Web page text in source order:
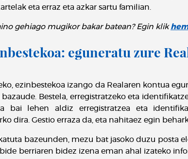
eta erraz eta azkar sartu familian.
gehiago mugikor bakar batean? Egin klik
eguneratu zure
ezinbestekoa izango da Realaren kontua
Bestela, erregistratzeko eta
bai lehen aldiz erregistratzea eta
dira. Gestio erraza da, eta nahitaez egin
bazeunden, mezu bat jasoko duzu posta
berriaren bidez izena eman ahal izateko